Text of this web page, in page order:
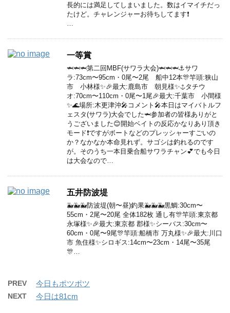
長的には満足してしまいました。数はイマイチだっ
たけど。チャレンジャーお待ちしてます❗️
一等賞
🦈🦈🦈第二回MBF(サワラ大会)🦈🦈🦈⚓️サワ
ラ:73cm〜95cm・0尾〜2尾 船中12本🎊竿頭:狭山
市 小林様✨🎉最大:鹿島市 朝見様✨⚓️タチウ
オ:70cm〜110cm・0尾〜1尾🎉最大:千葉市 小間様
✨🌊場所:木更津沖🎤コメント🎤本日はマイバトルフ
ェスタ(サワラ)大会でした🦈参加者の皆様ありがと
うございました😊開始ベイトの反応かなりあり頂き
モード❗️ですがボートなどのプレッシャーすごいの
か？なかなか本命見れず。サゴシは釣れるのです
が。そのうち一本目乗合船サワラチャン💕でも今日
は大会なので…
五井防波堤
🐳🐳🐳防波堤(朝〜昼)釣果🐳🐳🐳黒鯛:30cm〜
55cm・2尾〜20尾 全体182枚 通し有🎊竿頭:東京都
永塚様✨🎉最大:東京都 郡様✨シーバス:30cm〜
60cm・0尾〜9尾🎊竿頭:船橋市 万丸様✨🎉最大:川口
市 魚住様✨シロギス:14cm〜23cm・14尾〜35尾
🎊…
PREV 今日もポツポツ
NEXT 今日は81cm